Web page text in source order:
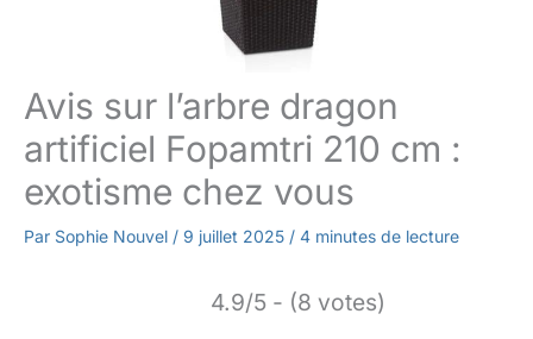
Avis sur l’arbre dragon
artificiel Fopamtri 210 cm :
exotisme chez vous
Par Sophie Nouvel / 9 juillet 2025 / 4 minutes de lecture
4.9/5 - (8 votes)